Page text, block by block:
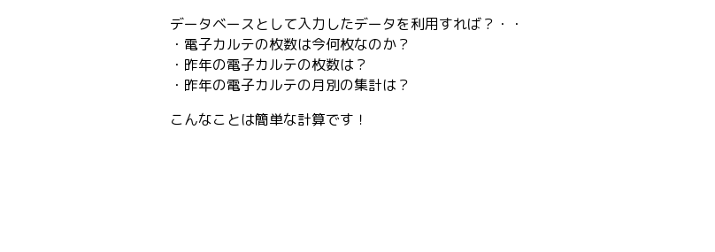
データベースとして入力したデータを利用すれば？・・
・電子カルテの枚数は今何枚なのか？
・昨年の電子カルテの枚数は？
・昨年の電子カルテの月別の集計は？
こんなことは簡単な計算です！